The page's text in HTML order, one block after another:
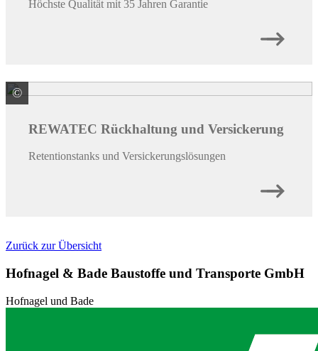
Höchste Qualität mit 35 Jahren Garantie
© Premier Tech Water and Environment GmbH
REWATEC Rückhaltung und Versickerung
Retentionstanks und Versickerungslösungen
Zurück zur Übersicht
Hofnagel & Bade Baustoffe und Transporte GmbH
Hofnagel und Bade